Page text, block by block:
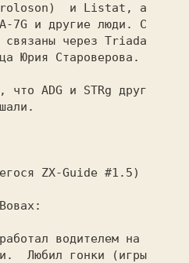
и Listat, а
7G и другие люди. С
связаны через Triada
Юрия Староверова.
Любил гонки (игры